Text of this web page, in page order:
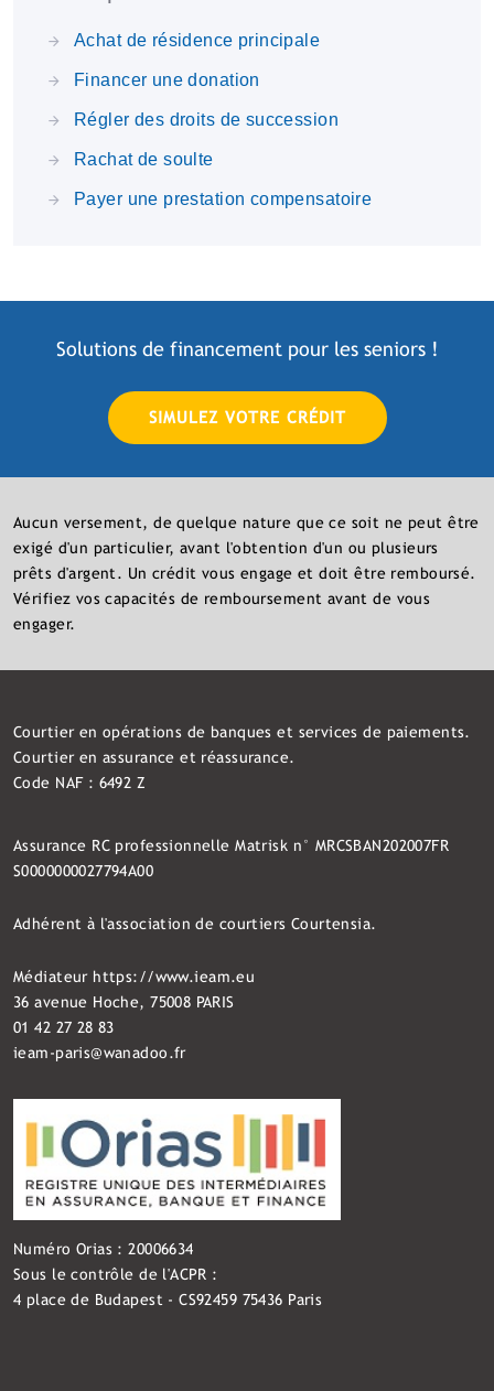
Achat de résidence principale
Financer une donation
Régler des droits de succession
Rachat de soulte
Payer une prestation compensatoire
Solutions de financement pour les seniors!
SIMULEZ VOTRE CRÉDIT
Aucun versement, de quelque nature que ce soit ne peut être
exigé d'un particulier, avant l'obtention d'un ou plusieurs
prêts d'argent. Un crédit vous engage et doit être remboursé.
Vérifiez vos capacités de remboursement avant de vous
engager.
Courtier en opérations de banques et services de paiements.
Courtier en assurance et réassurance.
Code NAF : 6492 Z
Assurance RC professionnelle Matrisk n° MRCSBAN202007FR
S0000000027794A00
Adhérent à l'association de courtiers Courtensia.
Médiateur https://www.ieam.eu
36 avenue Hoche, 75008 PARIS
01 42 27 28 83
ieam-paris@wanadoo.fr
Numéro Orias : 20006634
Sous le contrôle de l'ACPR :
4 place de Budapest - CS92459 75436 Paris